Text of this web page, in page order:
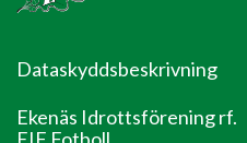
Dataskyddsbeskrivning
Ekenäs Idrottsförening rf.